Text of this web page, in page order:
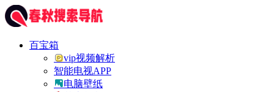
百宝箱
vip视频解析
智能电视APP
电脑壁纸